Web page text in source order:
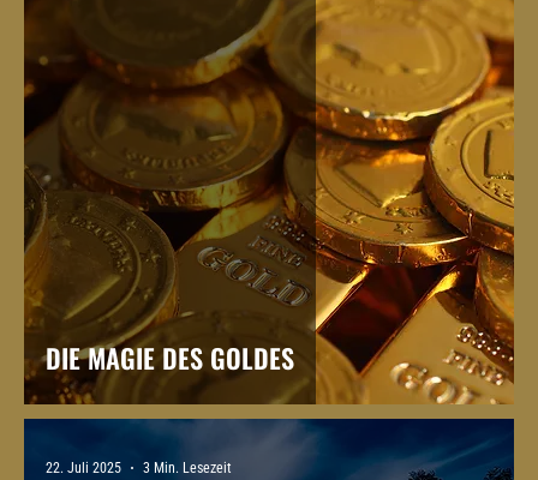
DIE MAGIE DES GOLDES
22. Juli 2025 3 Min. Lesezeit